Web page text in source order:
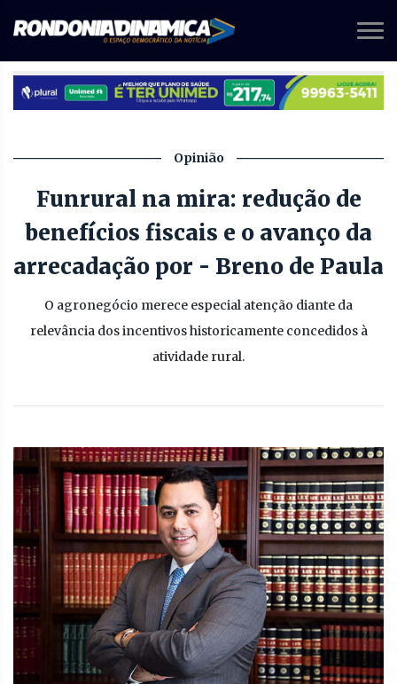
Opinião
Funrural na mira: redução de
benefícios fiscais e o avanço da
arrecadação por - Breno de Paula
O agronegócio merece especial atenção diante da
relevância dos incentivos historicamente concedidos à
atividade rural.